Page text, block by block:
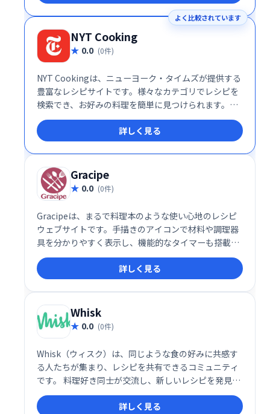
よく比較されています
NYT Cooking
0.0 (0件)
NYT Cookingは、ニューヨーク・タイムズが提供する
豊富なレシピサイトです。様々なカテゴリでレシピを
検索でき、お好みの料理を簡単に見つけられます。
Evernoteとの連携により、気に入ったレシピをスムー
ズに保存・管理できます。料理好きなら必見のサービ
スです。多様な料理のレシピが揃っており、料理の幅
を広げたい方にもおすすめです。
詳しく見る
Gracipe
0.0 (0件)
Gracipeは、まるで料理本のような使い心地のレシピ
ウェブサイトです。手描きのアイコンで材料や調理器
具を分かりやすく表示し、機能的なタイマーも搭載。
調理時間をリストするだけでなく、タイマーをクリッ
クすればカウントダウンが開始します。直感的な操作
で、料理の楽しさをさらに広げます。
詳しく見る
Whisk
0.0 (0件)
Whisk（ウィスク）は、同じような食の好みに共感す
る人たちが集まり、レシピを共有できるコミュニティ
です。 料理好き同士が交流し、新しいレシピを発見し
たり、料理の腕を磨いたりするのに最適な場所です。
ぜひ、Whiskで食の楽しみを共有しませんか？
詳しく見る